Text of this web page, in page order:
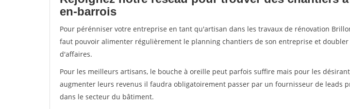
en-barrois
Pour pérénniser votre entreprise en tant qu'artisan dans les travaux de rénovation
faut pouvoir alimenter régulièrement le planning chantiers de son entreprise et
d'affaires.
Pour les meilleurs artisans, le bouche à oreille peut parfois suffire mais pour les
augmenter leurs revenus il faudra obligatoirement passer par un fournisseur de leads
dans le secteur du bâtiment.